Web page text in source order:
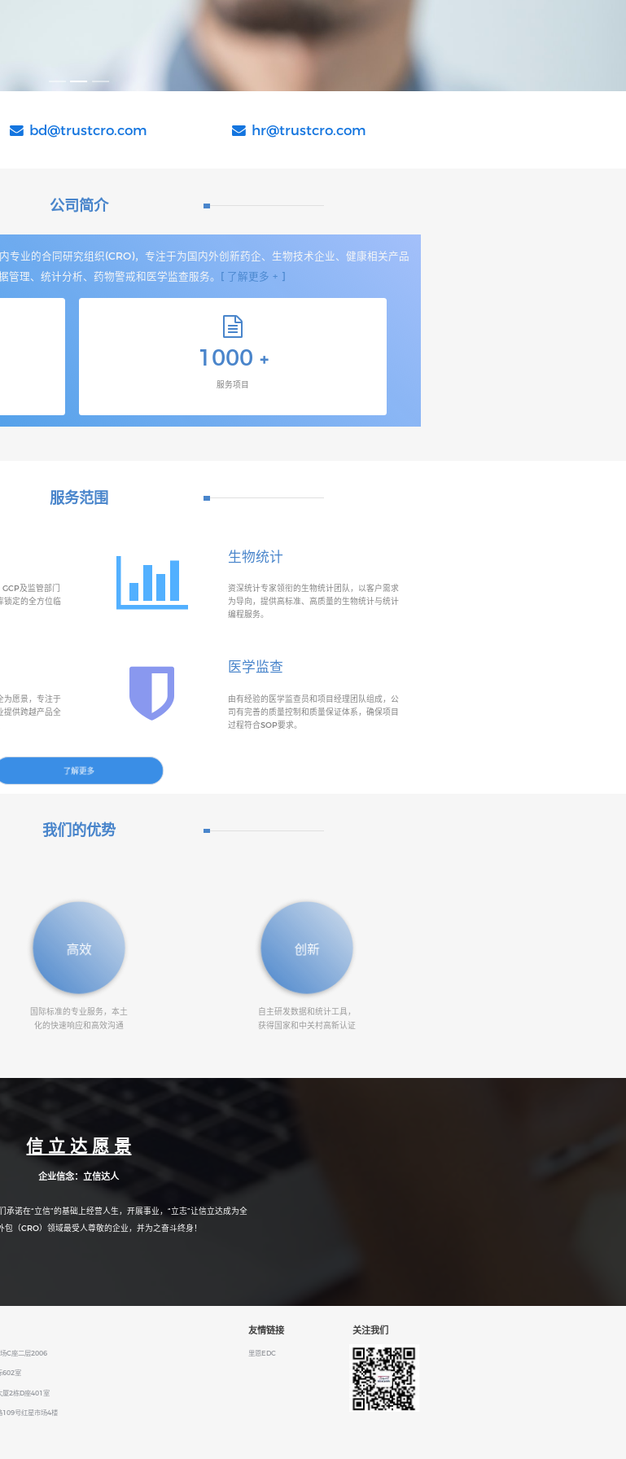
bd@trustcro.com hr@trustcro.com
公司简介
业的合同研究组织(CRO)，专注于为国内外创新药企、生物技术企业、健康相关产品
管理、统计分析、药物警戒和医学监查服务。 [ 了解更多 + ]
1000 +
服务项目
服务范围
及监管部门
锁定的全方位临
生物统计
资深统计专家领衔的生物统计团队，以客户需求
为导向，提供高标准、高质量的生物统计与统计
编程服务。
为愿景，专注于
提供跨越产品全
医学监查
由有经验的医学监查员和项目经理团队组成，公
司有完善的质量控制和质量保证体系，确保项目
过程符合SOP要求。
了解更多
我们的优势
高效
国际标准的专业服务，本土
化的快速响应和高效沟通
创新
自主研发数据和统计工具，
获得国家和中关村高新认证
信 立 达 愿 景
企业信念：立信达人
承诺在“立信”的基础上经营人生，开展事业，“立志”让信立达成为全
包（CRO）领域最受人尊敬的企业，并为之奋斗终身！
C座二层2006
602室
厦2栋D座401室
109号红星市场4楼
友情链接
里恩EDC
关注我们